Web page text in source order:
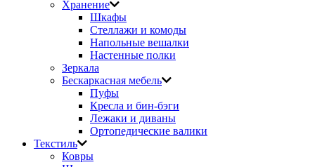
Хранение
Шкафы
Стеллажи и комоды
Напольные вешалки
Настенные полки
Зеркала
Бескаркасная мебель
Пуфы
Кресла и бин-бэги
Лежаки и диваны
Ортопедические валики
Текстиль
Ковры